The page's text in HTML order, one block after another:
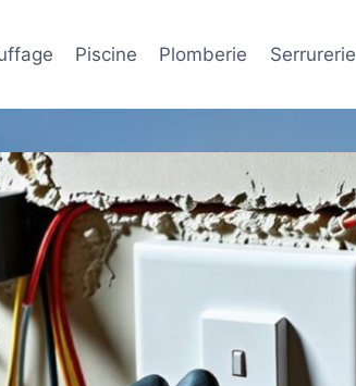
Piscine Plomberie Serrurerie